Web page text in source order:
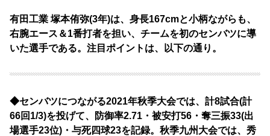
有田工業 塚本侑弥(3年)は、身長167cmと小柄ながらも、
右腕エース＆1番打者を担い、チームを初のセンバツに導
いた選手である。注目ポイントは、以下の通り。
◆センバツにつながる2021年秋季大会では、計8試合(計
66回1/3)を投げて、防御率2.71・被安打56・奪三振33(出
場選手23位)・与死四球23を記録。秋季九州大会では、秀